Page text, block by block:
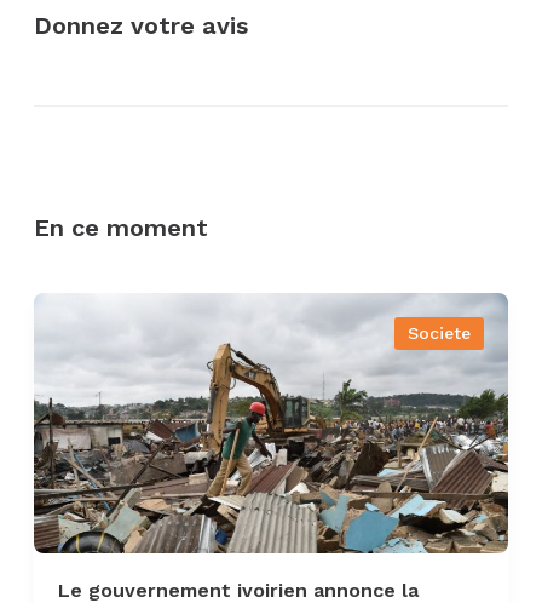
Donnez votre avis
En ce moment
Societe
Le gouvernement ivoirien annonce la